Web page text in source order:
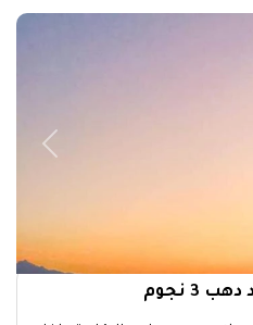
نجوم